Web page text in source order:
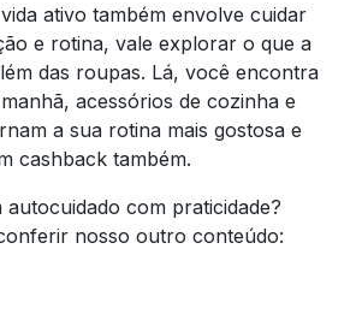
ativo também envolve cuidar
e rotina, vale explorar o que a
das roupas. Lá, você encontra
acessórios de cozinha e
a sua rotina mais gostosa e
cashback também.
autocuidado com praticidade?
nosso outro conteúdo: